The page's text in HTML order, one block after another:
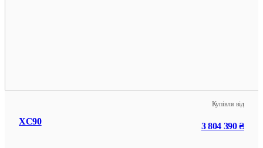
XC90
Купівля від
3 804 390 ₴